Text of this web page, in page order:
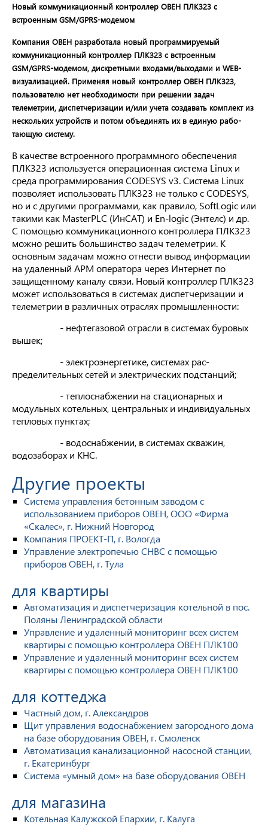
Новый коммуникационный контроллер ОВЕН ПЛК323 с
встроенным GSM/GPRS-модемом
Компания ОВЕН разработала новый про­граммируемый
коммуникационный контроллер ПЛК323 с встроенным
GSM/GPRS-модемом, дискретными входами/выходами и WEB-
визуализацией. Применяя новый контроллер ОВЕН ПЛК323,
пользова­телю нет необходимости при решении задач
телеметрии, диспетчеризации и/или учета создавать комплект из
нескольких устройств и потом объединять их в единую рабо­
тающую систему.
В качестве встроенного программ­ного обеспечения
ПЛК323 используется опе­рационная система Linux и
среда про­граммирования CODESYS v3. Система Linux
позволяет использовать ПЛК323 не только с CODESYS,
но и с другими программами, как правило, SoftLogic или
такими как MasterPLC (ИнСАТ) и En-logic (Энтелс) и др.
С помощью коммуникационного контроллера ПЛК323
можно решить большинство задач телеметрии. К
основным задачам можно отнести вывод информации
на уда­ленный АРМ оператора через Интер­нет по
защищенному каналу связи. Новый контроллер ПЛК323
может использоваться в системах диспетчеризации и
телеметрии в различных от­раслях промышленности:
- нефтегазовой отрасли в системах буровых
вышек;
- электроэнергетике, системах рас­
пределительных сетей и электриче­ских подстанций;
- теплоснабжении на стационарных и
модульных котельных, централь­ных и индивидуальных
тепловых пунктах;
- водоснабжении, в системах сква­жин,
водозаборах и КНС.
Другие проекты
Система управления бетонным заводом с
использованием приборов ОВЕН, ООО «Фирма
«Скалес», г. Нижний Новгород
Компания ПРОЕКТ-П, г. Вологда
Управление электропечью СНВС с помощью
приборов ОВЕН, г. Тула
для квартиры
Автоматизация и диспетчеризация котельной в пос.
Поляны Ленинградской области
Управление и удаленный мониторинг всех систем
квартиры с помощью контроллера ОВЕН ПЛК100
Управление и удаленный мониторинг всех систем
квартиры с помощью контроллера ОВЕН ПЛК100
для коттеджа
Частный дом, г. Александров
Щит управления водоснабжением загородного дома
на базе оборудования ОВЕН, г. Смоленск
Автоматизация канализационной насосной станции,
г. Екатеринбург
Система «умный дом» на базе оборудования ОВЕН
для магазина
Котельная Калужской Епархии, г. Калуга